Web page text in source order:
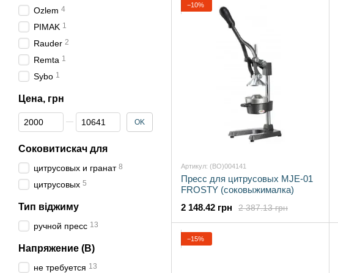
−10%
Артикул: (BO)004141
Пресс для цитрусовых MJE-01
FROSTY (соковыжималка)
2 387.13 грн
2 148.42 грн
−15%
Ozlem 4
PIMAK 1
Rauder 2
Remta 1
Sybo 1
Цена, грн
От Цена, грн
До Цена, грн OK
Соковитискач для
цитрусовых и гранат 8
цитрусовых 5
Тип віджиму
ручной пресс 13
Напряжение (В)
не требуется 13